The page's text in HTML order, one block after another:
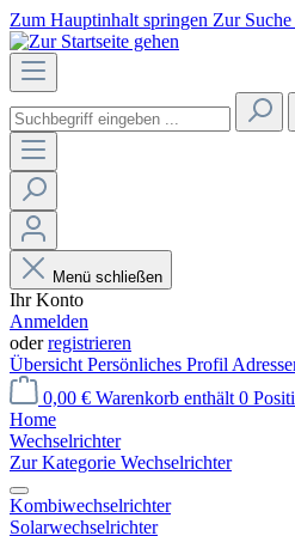
Zum Hauptinhalt springen Zur
Menü schließen
Ihr Konto
Anmelden
oderregistrieren
Übersicht Persönliches Profil
0,00 € Warenkorb enthält 0
Home
Wechselrichter
Zur Kategorie Wechselrichter
Kombiwechselrichter
Solarwechselrichter